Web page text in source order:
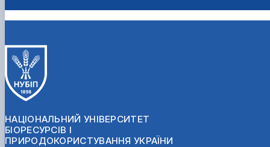
НАЦІОНАЛЬНИЙ УНІВЕРСИТЕТ
БІОРЕСУРСІВ І
ПРИРОДОКОРИСТУВАННЯ УКРАЇНИ